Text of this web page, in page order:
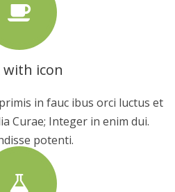
with icon
in fauc ibus orci luctus et
Curae; Integer in enim dui.
potenti.